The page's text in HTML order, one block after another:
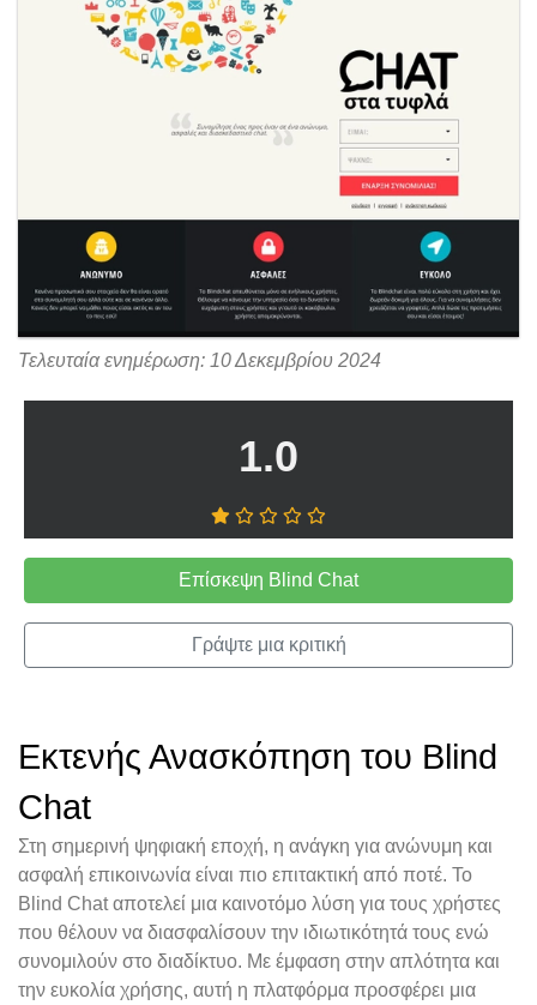
Τελευταία ενημέρωση: 10 Δεκεμβρίου 2024
1.0
Επίσκεψη Blind Chat
Γράψτε μια κριτική
Εκτενής Ανασκόπηση του Blind
Chat
Στη σημερινή ψηφιακή εποχή, η ανάγκη για ανώνυμη και
ασφαλή επικοινωνία είναι πιο επιτακτική από ποτέ. Το
Blind Chat αποτελεί μια καινοτόμο λύση για τους χρήστες
που θέλουν να διασφαλίσουν την ιδιωτικότητά τους ενώ
συνομιλούν στο διαδίκτυο. Με έμφαση στην απλότητα και
την ευκολία χρήσης, αυτή η πλατφόρμα προσφέρει μια